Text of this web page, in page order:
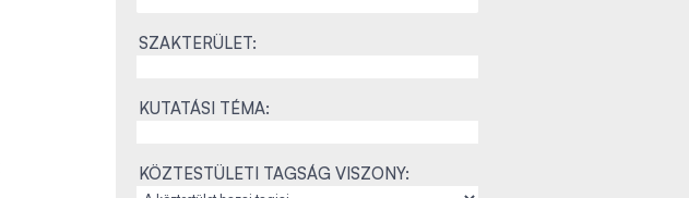
SZAKTERÜLET:
KUTATÁSI TÉMA:
KÖZTESTÜLETI TAGSÁG VISZONY: